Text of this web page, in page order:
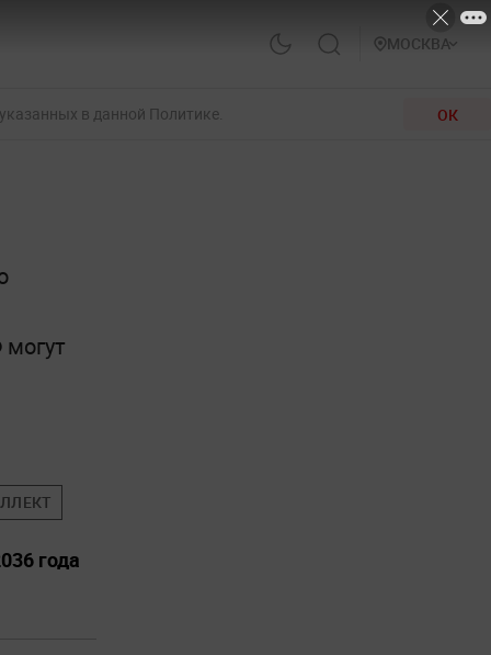
МОСКВА
в данной Политике. ОК
года